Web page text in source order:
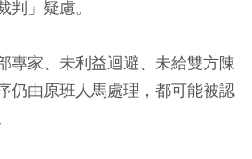
判」疑慮。
專家、未利益迴避、未給雙方陳
仍由原班人馬處理，都可能被認